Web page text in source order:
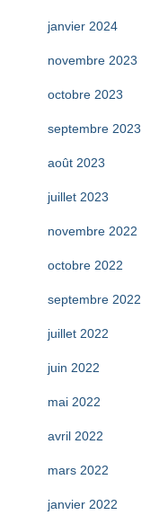
janvier 2024
novembre 2023
octobre 2023
septembre 2023
août 2023
juillet 2023
novembre 2022
octobre 2022
septembre 2022
juillet 2022
juin 2022
mai 2022
avril 2022
mars 2022
janvier 2022